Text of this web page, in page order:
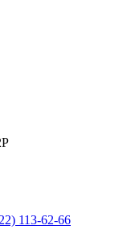
113-62-66